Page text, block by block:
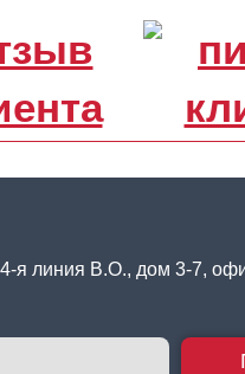
я линия В.О., дом 3-7,